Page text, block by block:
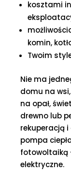
kosztami
komin,
Twoim
Nie ma
domu na
na opał,
drewno lub
rekuperacją
pompa
fotowoltaiką
elektryczne.